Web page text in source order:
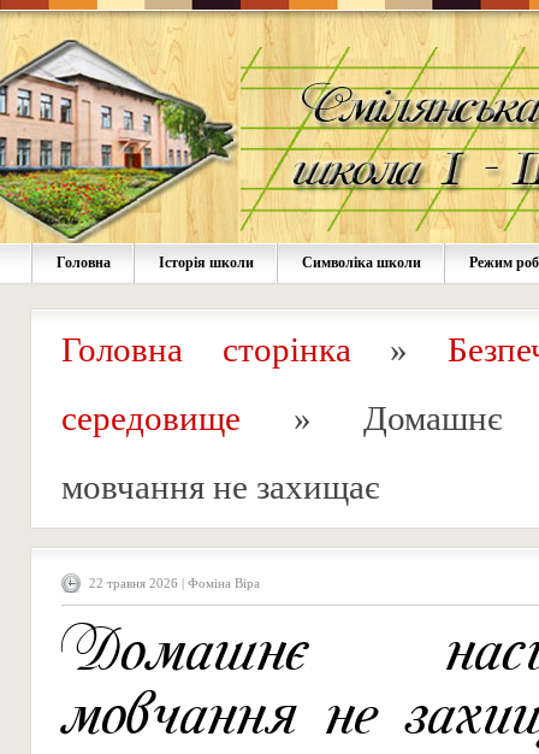
Головна Історія школи Символіка школи Режим
Головна сторінка »
середовище » Домашнє
мовчання не захищає
22 травня 2026 | Фоміна Віра
Домашнє
мовчання не